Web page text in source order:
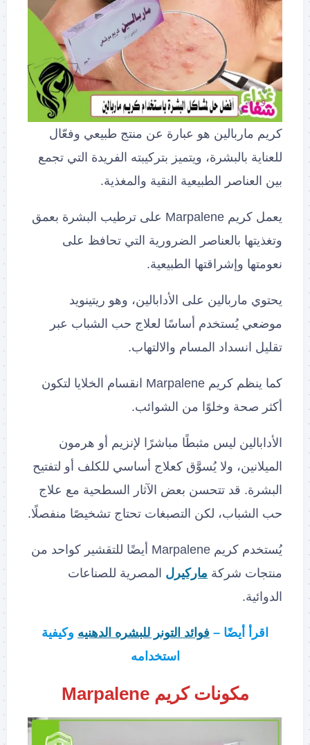
كريم ماربالين هو عبارة عن منتج طبيعي وفعّال
للعناية بالبشرة، ويتميز بتركيبته الفريدة التي تجمع
بين العناصر الطبيعية النقية والمغذية.
يعمل كريم Marpalene على ترطيب البشرة بعمق
وتغذيتها بالعناصر الضرورية التي تحافظ على
نعومتها وإشراقتها الطبيعية.
يحتوي ماربالين على الأدابالين، وهو ريتينويد
موضعي يُستخدم أساسًا لعلاج حب الشباب عبر
تقليل انسداد المسام والالتهاب.
كما ينظم كريم Marpalene انقسام الخلايا لتكون
أكثر صحة وخلوًا من الشوائب.
الأدابالين ليس مثبطًا مباشرًا لإنزيم أو هرمون
الميلانين، ولا يُسوَّق كعلاج أساسي للكلف أو لتفتيح
البشرة. قد تتحسن بعض الآثار السطحية مع علاج
حب الشباب، لكن التصبغات تحتاج تشخيصًا منفصلًا.
يُستخدم كريم Marpalene أيضًا للتقشير كواحد من
منتجات شركة ماركيرل المصرية للصناعات
الدوائية.
اقرأ أيضًا – فوائد التونر للبشره الدهنيه وكيفية
استخدامه
مكونات كريم Marpalene